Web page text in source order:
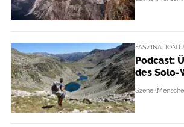
FASZINATION
Podcast:
des Solo-